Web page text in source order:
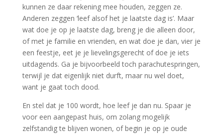
kunnen ze daar rekening mee houden, zeggen ze.
Anderen zeggen ‘leef alsof het je laatste dag is’. Maar
wat doe je op je laatste dag, breng je die alleen door,
of met je familie en vrienden, en wat doe je dan, vier je
een feestje, eet je je lievelingsgerecht of doe je iets
uitdagends. Ga je bijvoorbeeld toch parachutespringen,
terwijl je dat eigenlijk niet durft, maar nu wel doet,
want je gaat toch dood.
En stel dat je 100 wordt, hoe leef je dan nu. Spaar je
voor een aangepast huis, om zolang mogelijk
zelfstandig te blijven wonen, of begin je op je oude